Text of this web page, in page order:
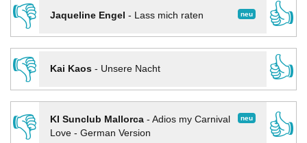
👎
neu
Jaqueline Engel - Lass mich raten
👍
👎
Kai Kaos- Unsere Nacht
👍
👎
neu
KI Sunclub Mallorca- Adios my Carnival
Love - German Version
👍